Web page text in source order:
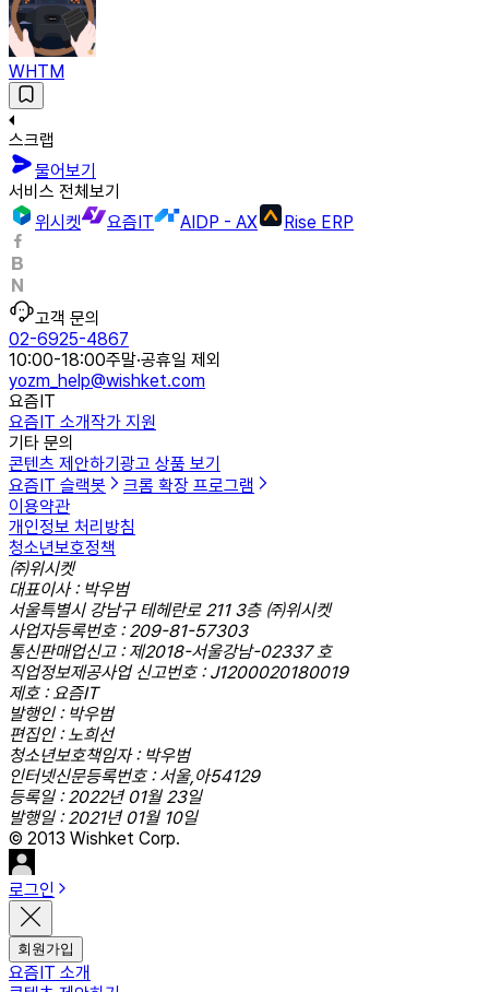
WHTM
스크랩
물어보기
서비스 전체보기
위시켓
요즘IT AIDP - AX Rise ERP
고객 문의
02-6925-4867
10:00-18:00주말·공휴일 제외
yozm_help@wishket.com
요즘IT
요즘IT 소개작가 지원
기타 문의
콘텐츠 제안하기 광고 상품 보기
요즘IT 슬랙봇
크롬 확장 프로그램
이용약관
개인정보 처리방침
청소년보호정책
㈜위시켓
대표이사 : 박우범
서울특별시 강남구 테헤란로 211 3층 ㈜위시켓
사업자등록번호 : 209-81-57303
통신판매업신고 : 제2018-서울강남-02337 호
직업정보제공사업 신고번호 : J1200020180019
제호 : 요즘IT
발행인 : 박우범
편집인 : 노희선
청소년보호책임자 : 박우범
인터넷신문등록번호 : 서울,아54129
등록일 : 2022년 01월 23일
발행일 : 2021년 01월 10일
© 2013 Wishket Corp.
로그인
회원가입
요즘IT 소개